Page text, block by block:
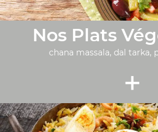
Nos Plats
chana massala, dal tarka,
+